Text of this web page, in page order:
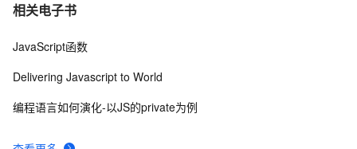
相关电子书
JavaScript函数
Delivering Javascript to World
编程语言如何演化-以JS的private为例